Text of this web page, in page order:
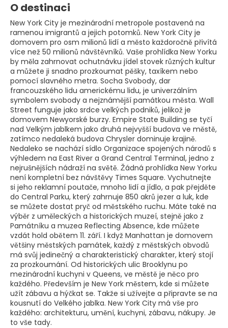
O destinaci
New York City je mezinárodní metropole postavená na
ramenou imigrantů a jejich potomků. New York City je
domovem pro osm milionů lidí a město každoročně přivítá
více než 50 milionů návštěvníků. Vaše prohlídka New Yorku
by měla zahrnovat ochutnávku jídel stovek různých kultur
a můžete ji snadno prozkoumat pěšky, taxíkem nebo
pomocí slavného metra. Socha Svobody, dar
francouzského lidu americkému lidu, je univerzálním
symbolem svobody a nejznámější památkou města. Wall
Street funguje jako srdce velkých podniků, jelikož je
domovem Newyorské burzy. Empire State Building se tyčí
nad Velkým jablkem jako druhá nejvyšší budova ve městě,
zatímco nedaleká budova Chrysler dominuje krajině.
Nedaleko se nachází sídlo Organizace spojených národů s
výhledem na East River a Grand Central Terminal, jedno z
nejrušnějších nádraží na světě. Žádná prohlídka New Yorku
není kompletní bez návštěvy Times Square. Vychutnejte
si jeho reklamní poutače, mnoho lidí a jídlo, a pak přejděte
do Central Parku, který zahrnuje 850 akrů jezer a luk, kde
se můžete dostat pryč od městského ruchu. Máte také na
výběr z uměleckých a historických muzeí, stejně jako z
Památníku a muzea Reflecting Absence, kde můžete
vzdát hold obětem 11. září. I když Manhattan je domovem
většiny městských památek, každý z městských obvodů
má svůj jedinečný a charakteristický charakter, který stojí
za prozkoumání. Od historických ulic Brooklynu po
mezinárodní kuchyni v Queens, ve městě je něco pro
každého. Především je New York městem, kde si můžete
užít zábavu a hýčkat se. Takže si užívejte a připravte se na
kousnutí do Velkého jablka. New York City má vše pro
každého: architekturu, umění, kuchyni, zábavu, nákupy. Je
to vše tady.